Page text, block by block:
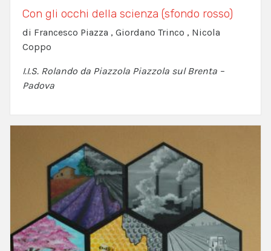
Con gli occhi della scienza (sfondo rosso)
di Francesco Piazza , Giordano Trinco , Nicola
Coppo
I.I.S. Rolando da Piazzola Piazzola sul Brenta –
Padova